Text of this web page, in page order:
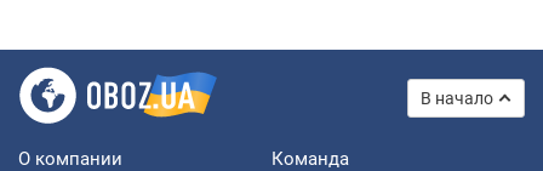
В начало
О компании Команда